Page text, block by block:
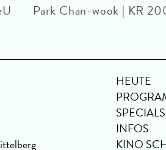
Park Chan-wook | KR
HEUTE
SPECIALS
INFOS
KINO